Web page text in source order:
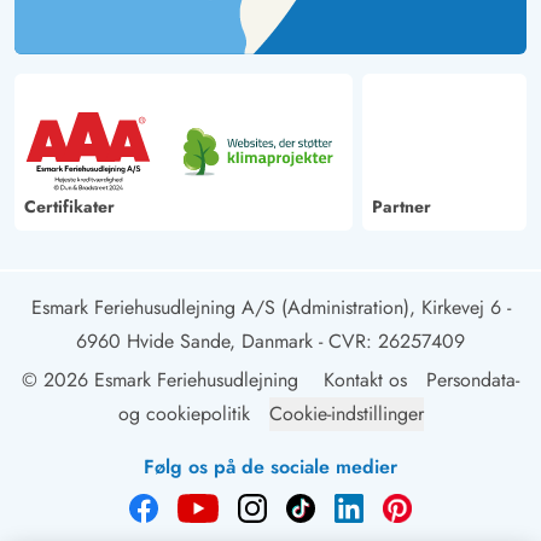
Certifikater Partner
Esmark Feriehusudlejning A/S (Administration), Kirkevej 6 -
6960 Hvide Sande, Danmark - CVR: 26257409
© 2026 Esmark Feriehusudlejning
Kontakt os
Persondata-
og cookiepolitik
Cookie-indstillinger
Følg os på de sociale medier